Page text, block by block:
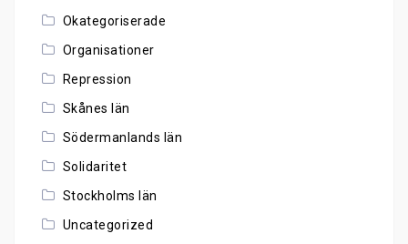
Okategoriserade
Organisationer
Repression
Skånes län
Södermanlands län
Solidaritet
Stockholms län
Uncategorized